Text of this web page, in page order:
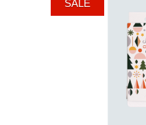
SALE